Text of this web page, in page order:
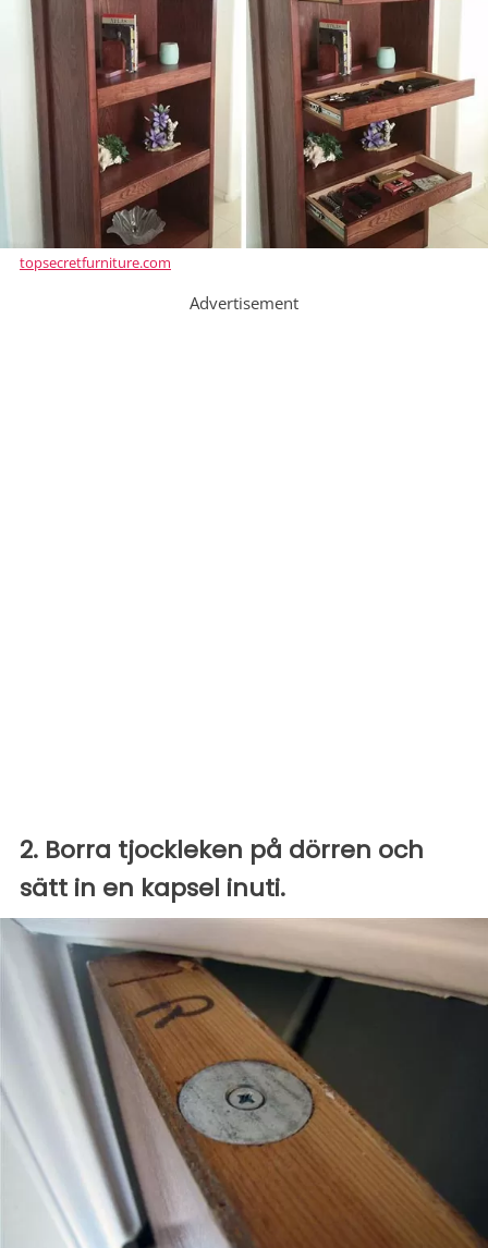
topsecretfurniture.com
Advertisement
2. Borra tjockleken på dörren och
sätt in en kapsel inuti.